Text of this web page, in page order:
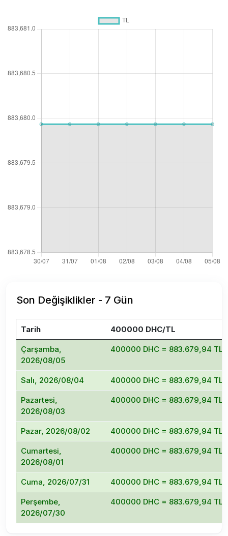
Son Değişiklikler - 7 Gün
Tarih 400000 DHC/TL
Çarşamba,
2026/08/05
400000 DHC = 883.679,94 TL
Salı, 2026/08/04 400000 DHC = 883.679,94 TL
Pazartesi,
2026/08/03
400000 DHC = 883.679,94 TL
Pazar, 2026/08/02 400000 DHC = 883.679,94 TL
Cumartesi,
2026/08/01
400000 DHC = 883.679,94 TL
Cuma, 2026/07/31 400000 DHC = 883.679,94 TL
Perşembe,
2026/07/30
400000 DHC = 883.679,94 TL